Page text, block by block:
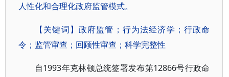
人性化和合理化政府监管模式。
【关键词】政府监管；行为法经济学；行政命
令；监管审查；回顾性审查；科学完整性
自1993年克林顿总统签署发布第12866号行政命